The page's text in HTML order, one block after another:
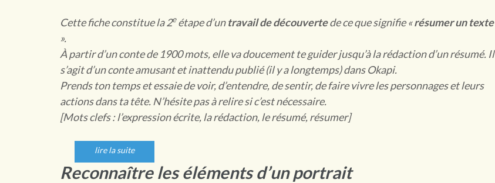
Cette fiche constitue la 2eétape d’untravail de découvertede ce que signifie «résumer un texte
».
À partir d’un conte de 1900 mots, elle va doucement te guider jusqu’à la rédaction d’un résumé. Il
s’agit d’un conte amusant et inattendu publié (il y a longtemps) dans Okapi.
Prends ton temps et essaie de voir, d’entendre, de sentir, de faire vivre les personnages et leurs
actions dans ta tête. N’hésite pas à relire si c’est nécessaire.
[Mots clefs : l’expression écrite, la rédaction, le résumé, résumer]
lire la suite
Reconnaître les éléments d’un portrait